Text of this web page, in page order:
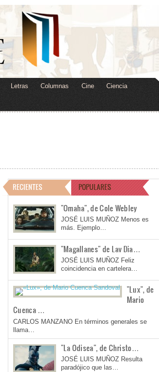
Letras Columnas Cine Ciencia
RECIENTES POPULARES
"Omaha", de Cole Webley
JOSÉ LUIS MUÑOZ Menos es
más. Ejemplo…
"Magallanes" de Lav Dia…
JOSÉ LUIS MUÑOZ Feliz
coincidencia en cartelera…
"Lux", de
Mario
Cuenca …
CARLOS MANZANO En términos generales se
llama…
"La Odisea", de Christo…
JOSÉ LUIS MUÑOZ Resulta
paradójico que las…